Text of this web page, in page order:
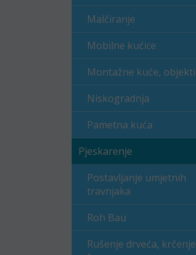
Malčiranje
Mobilne kućice
Montažne kuće, objekti
Niskogradnja
Pametna kuća
Pjeskarenje
Postavljanje umjetnih
travnjaka
Roh Bau
Rušenje drveća, krčenje